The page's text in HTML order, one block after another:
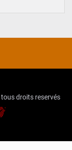
tous droits reservés